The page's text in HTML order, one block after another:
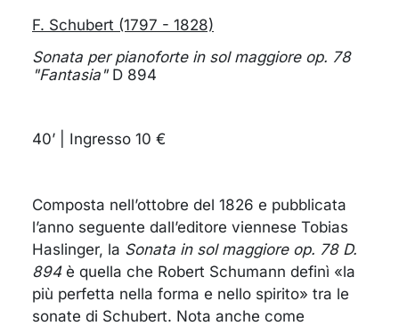
F. Schubert (1797 - 1828)
Sonata per pianoforte in sol maggiore op. 78
"Fantasia" D 894
40’ | Ingresso 10 €
Composta nell’ottobre del 1826 e pubblicata
l’anno seguente dall’editore viennese Tobias
Haslinger, la Sonata in sol maggiore op. 78 D.
894è quella che Robert Schumann definì «la
più perfetta nella forma e nello spirito» tra le
sonate di Schubert. Nota anche come